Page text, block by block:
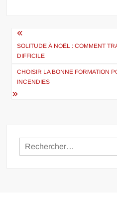
Navigation
de
l’article
SOLITUDE À NOËL : COMMENT
DIFFICILE
CHOISIR LA BONNE FORMATION
INCENDIES